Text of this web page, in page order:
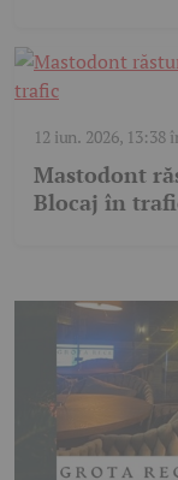
12 iun. 2026, 13:38
Mastodont
Blocaj în